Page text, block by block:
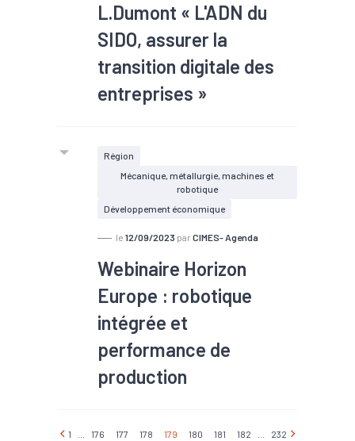
L.Dumont « L'ADN du
SIDO, assurer la
transition digitale des
entreprises »
Région
Mécanique, métallurgie, machines et
robotique
Développement économique
le 12/09/2023 par CIMES- Agenda
Webinaire Horizon
Europe : robotique
intégrée et
performance de
production
1 176 177 178 179 180 181 182 232